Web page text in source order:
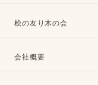
桧の友り木の会
会社概要